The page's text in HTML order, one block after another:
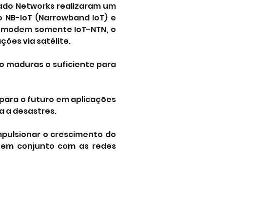
Networks realizaram um
IoT (Narrowband IoT) e
somente IoT-NTN, o
via satélite.
maduras o suficiente para
o futuro em aplicações
a desastres.
o crescimento do
conjunto com as redes